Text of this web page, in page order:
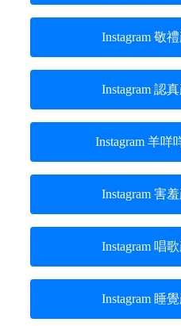
Instagram 敬
Instagram 認
Instagram 羊咩
Instagram 害
Instagram 唱
Instagram 睡